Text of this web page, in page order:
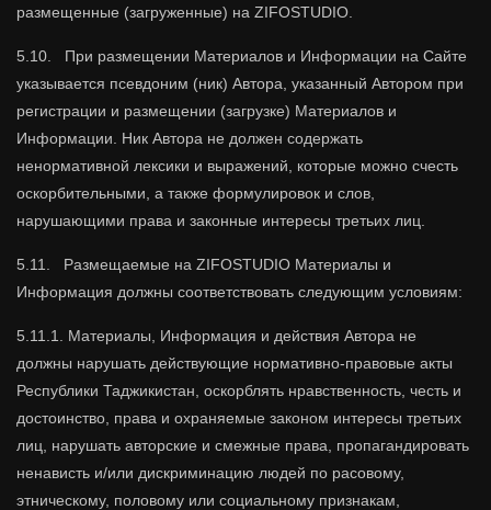
размещенные (загруженные) на ZIFOSTUDIO.
5.10. При размещении Материалов и Информации на Сайте
указывается псевдоним (ник) Автора, указанный Автором при
регистрации и размещении (загрузке) Материалов и
Информации. Ник Автора не должен содержать
ненормативной лексики и выражений, которые можно счесть
оскорбительными, а также формулировок и слов,
нарушающими права и законные интересы третьих лиц.
5.11. Размещаемые на ZIFOSTUDIO Материалы и
Информация должны соответствовать следующим условиям:
5.11.1. Материалы, Информация и действия Автора не
должны нарушать действующие нормативно-правовые акты
Республики Таджикистан, оскорблять нравственность, честь и
достоинство, права и охраняемые законом интересы третьих
лиц, нарушать авторские и смежные права, пропагандировать
ненависть и/или дискриминацию людей по расовому,
этническому, половому или социальному признакам,